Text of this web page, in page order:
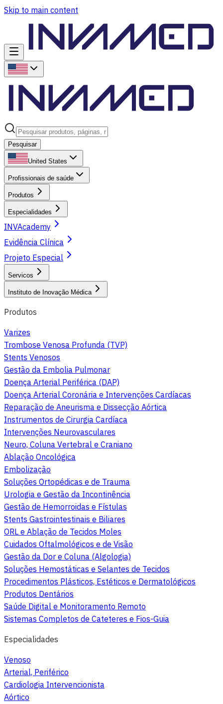
Skip to main content
Pesquisar
United States
Profissionais de saúde
Produtos
Especialidades
INVAcademy
Evidência Clínica
Projeto Especial
Servicos
Instituto de Inovação Médica
Produtos
Varizes
Trombose Venosa Profunda (TVP)
Stents Venosos
Gestão da Embolia Pulmonar
Doença Arterial Periférica (DAP)
Doença Arterial Coronária e Intervenções Cardíacas
Reparação de Aneurisma e Dissecção Aórtica
Instrumentos de Cirurgia Cardíaca
Intervenções Neurovasculares
Neuro, Coluna Vertebral e Craniano
Ablação Oncológica
Embolização
Soluções Ortopédicas e de Trauma
Urologia e Gestão da Incontinência
Gestão de Hemorroidas e Fístulas
Stents Gastrointestinais e Biliares
ORL e Ablação de Tecidos Moles
Cuidados Oftalmológicos e de Visão
Gestão da Dor e Coluna (Algologia)
Soluções Hemostáticas e Selantes de Tecidos
Procedimentos Plásticos, Estéticos e Dermatológicos
Produtos Dentários
Saúde Digital e Monitoramento Remoto
Sistemas Completos de Cateteres e Fios-Guia
Especialidades
Venoso
Arterial, Periférico
Cardiologia Intervencionista
Aórtico